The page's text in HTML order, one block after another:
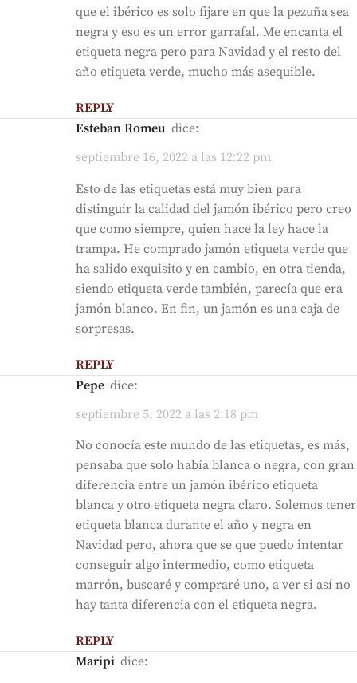
que el ibérico es solo fijare en que la pezuña sea
negra y eso es un error garrafal. Me encanta el
etiqueta negra pero para Navidad y el resto del
año etiqueta verde, mucho más asequible.
REPLY
Esteban Romeu dice:
septiembre 16, 2022 a las 12:22 pm
Esto de las etiquetas está muy bien para
distinguir la calidad del jamón ibérico pero creo
que como siempre, quien hace la ley hace la
trampa. He comprado jamón etiqueta verde que
ha salido exquisito y en cambio, en otra tienda,
siendo etiqueta verde también, parecía que era
jamón blanco. En fin, un jamón es una caja de
sorpresas.
REPLY
Pepe dice:
septiembre 5, 2022 a las 2:18 pm
No conocía este mundo de las etiquetas, es más,
pensaba que solo había blanca o negra, con gran
diferencia entre un jamón ibérico etiqueta
blanca y otro etiqueta negra claro. Solemos tener
etiqueta blanca durante el año y negra en
Navidad pero, ahora que se que puedo intentar
conseguir algo intermedio, como etiqueta
marrón, buscaré y compraré uno, a ver si así no
hay tanta diferencia con el etiqueta negra.
REPLY
Maripi dice: